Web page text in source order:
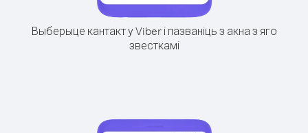
Выберыце кантакт у Viber і пазваніць з акна з яго
звесткамі